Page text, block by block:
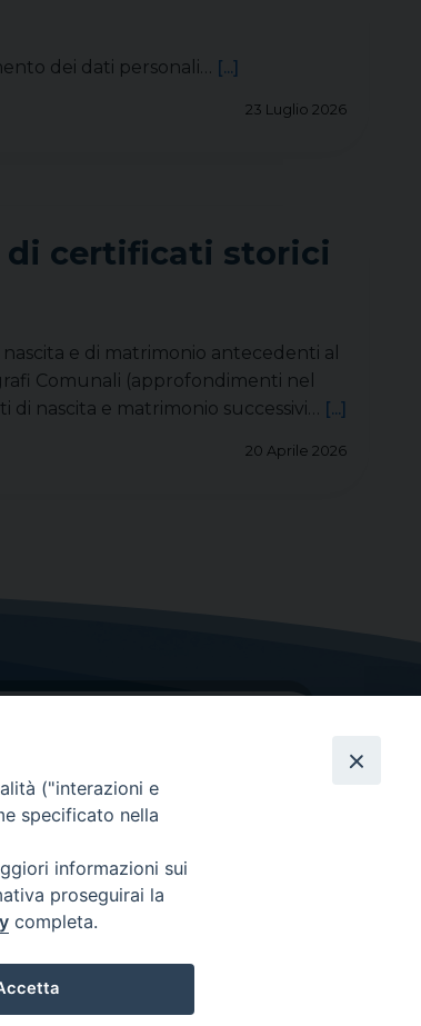
dei dati personali… [...]
23 Luglio 2026
di certificati storici
e di matrimonio antecedenti al
Comunali (approfondimenti nel
nascita e matrimonio successivi… [...]
20 Aprile 2026
GRAZIE PER IL TUO AIUTO
per la Diocesi
("interazioni e
specificato nella
informazioni sui
proseguirai la
completa.